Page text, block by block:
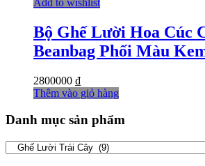
Bộ Ghế Lười Hoa Cúc
Beanbag Phối Màu
2800000 ₫
Thêm vào giỏ hàng
Danh mục sản phẩm